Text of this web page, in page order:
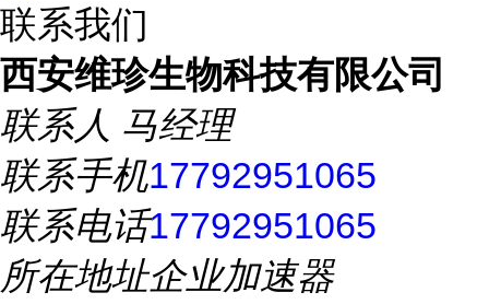
联系我们
西安维珍生物科技有限公司
联系人 马经理
联系手机17792951065
联系电话17792951065
所在地址企业加速器